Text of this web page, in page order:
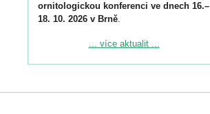
ornitologickou konferenci ve dnech 16.–
18. 10. 2026 v Brně.
Podrobnější informace ke konferenci
Registrovat se můžete do 6. září.
... více aktualit ...